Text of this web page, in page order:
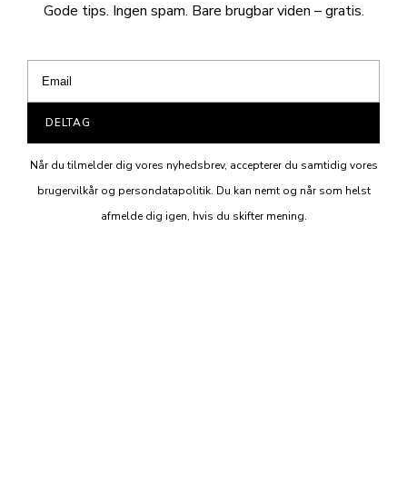
Gode tips. Ingen spam. Bare brugbar viden – gratis.
DELTAG
Når du tilmelder dig vores nyhedsbrev, accepterer du samtidig vores
brugervilkår og persondatapolitik. Du kan nemt og når som helst
afmelde dig igen, hvis du skifter mening.